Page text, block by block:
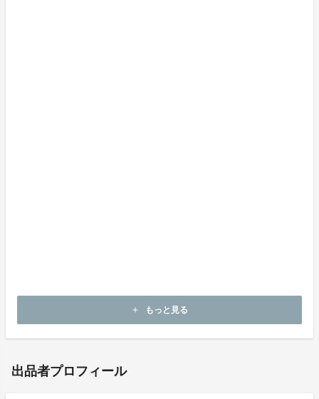
add もっと見る
出品者プロフィール